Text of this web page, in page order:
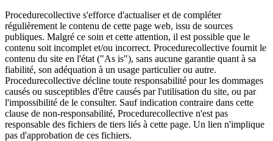
Procedurecollective s'efforce d'actualiser et de compléter
régulièrement le contenu de cette page web, issu de sources
publiques. Malgré ce soin et cette attention, il est possible que le
contenu soit incomplet et/ou incorrect. Procedurecollective fournit le
contenu du site en l'état ("As is"), sans aucune garantie quant à sa
fiabilité, son adéquation à un usage particulier ou autre.
Procedurecollective décline toute responsabilité pour les dommages
causés ou susceptibles d'être causés par l'utilisation du site, ou par
l'impossibilité de le consulter. Sauf indication contraire dans cette
clause de non-responsabilité, Procedurecollective n'est pas
responsable des fichiers de tiers liés à cette page. Un lien n'implique
pas d'approbation de ces fichiers.